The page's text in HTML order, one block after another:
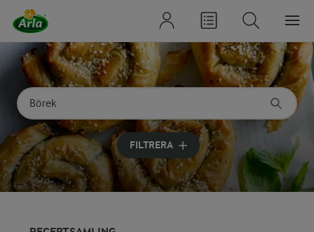
Sök på kategori eller ingrediens
Skriv in sökord för att få förslag
FILTRERA